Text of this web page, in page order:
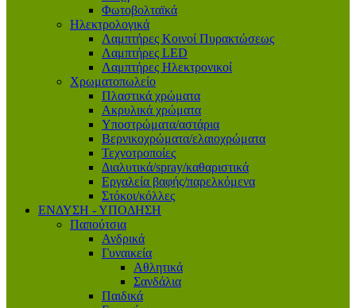
Φωτοβολταϊκά
Ηλεκτρολογικά
Λαμπτήρες Κοινοί Πυρακτώσεως
Λαμπτήρες LED
Λαμπτήρες Ηλεκτρονικοί
Χρωματοπωλείο
Πλαστικά χρώματα
Ακρυλικά χρώματα
Υποστρώματα/αστάρια
Βερνικοχρώματα/ελαιοχρώματα
Τεχνοτροποίες
Διαλυτικά/spray/καθαριστικά
Εργαλεία βαφής/παρελκόμενα
Στόκοι/κόλλες
ΕΝΔΥΣΗ - ΥΠΟΔΗΣΗ
Παπούτσια
Ανδρικά
Γυναικεία
Αθλητικά
Σανδάλια
Παιδικά